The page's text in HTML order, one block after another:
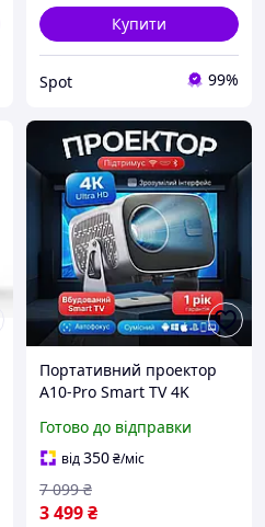
Купити
Spot 99%
Портативний проектор
A10-Pro Smart TV 4K
5G/Bluetooth Домашній
кінотеатр проєктор для
фільмів та ігор
Готово до відправки
від350₴/міс
3 499₴
7 099 ₴